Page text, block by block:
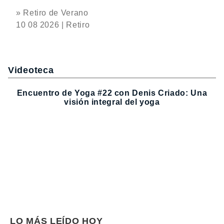
» Retiro de Verano
10 08 2026 | Retiro
Videoteca
Encuentro de Yoga #22 con Denis Criado: Una
visión integral del yoga
LO MÁS LEÍDO HOY